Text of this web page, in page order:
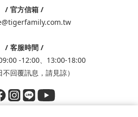
/ 官方信箱 /
/ 客服時間 /
-12:00、13:00-18:00
不回覆訊息，請見諒）